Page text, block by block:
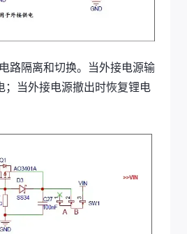
路隔离和切换。当外接电源输
；当外接电源撤出时恢复锂电